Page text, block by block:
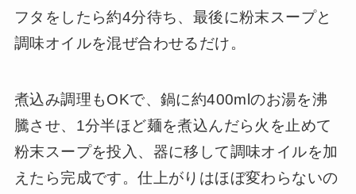
フタをしたら約4分待ち、最後に粉末スープと
調味オイルを混ぜ合わせるだけ。
煮込み調理もOKで、鍋に約400mlのお湯を沸
騰させ、1分半ほど麺を煮込んだら火を止めて
粉末スープを投入、器に移して調味オイルを加
えたら完成です。仕上がりはほぼ変わらないの